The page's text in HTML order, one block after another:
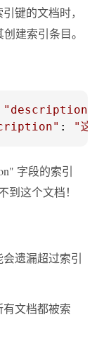
键的文档时，
建索引条目。
"description"
: "这
字段的索引
这个文档！
遗漏超过索引
文档都被索